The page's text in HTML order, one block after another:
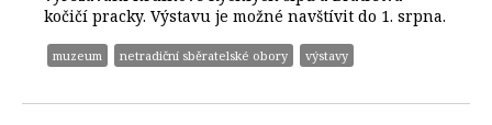
kočičí pracky. Výstavu je možné navštívit do 1. srpna.
muzeum netradiční sběratelské obory výstavy